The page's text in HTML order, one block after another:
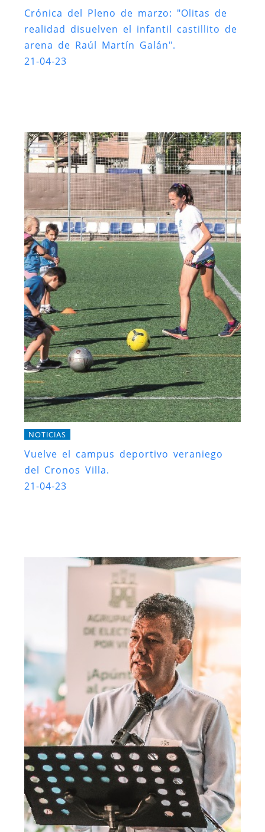
Crónica del Pleno de marzo: "Olitas de
realidad disuelven el infantil castillito de
arena de Raúl Martín Galán".
21-04-23
NOTICIAS
Vuelve el campus deportivo veraniego
del Cronos Villa.
21-04-23